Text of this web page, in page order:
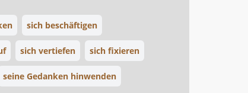
sich beschäftigen
sich vertiefen sich fixieren
seine Gedanken hinwenden